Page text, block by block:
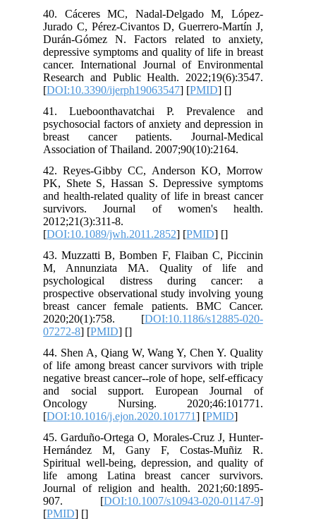
40. Cáceres MC, Nadal-Delgado M, López-
Jurado C, Pérez-Civantos D, Guerrero-Martín J,
Durán-Gómez N. Factors related to anxiety,
depressive symptoms and quality of life in breast
cancer. International Journal of Environmental
Research and Public Health. 2022;19(6):3547.
[DOI:10.3390/ijerph19063547] [PMID] [
41. Lueboonthavatchai P. Prevalence and
psychosocial factors of anxiety and depression in
breast cancer patients. Journal-Medical
Association of Thailand. 2007;90(10):2164.
42. Reyes-Gibby CC, Anderson KO, Morrow
PK, Shete S, Hassan S. Depressive symptoms
and health-related quality of life in breast cancer
survivors. Journal of women's health.
2012;21(3):311-8.
[DOI:10.1089/jwh.2011.2852] [PMID] [
43. Muzzatti B, Bomben F, Flaiban C, Piccinin
M, Annunziata MA. Quality of life and
psychological distress during cancer: a
prospective observational study involving young
breast cancer female patients. BMC Cancer.
2020;20(1):758. [DOI:10.1186/s12885-020-
07272-8] [PMID] [
44. Shen A, Qiang W, Wang Y, Chen Y. Quality
of life among breast cancer survivors with triple
negative breast cancer--role of hope, self-efficacy
and social support. European Journal of
Oncology Nursing. 2020;46:101771.
[DOI:10.1016/j.ejon.2020.101771] [PMID
45. Garduño-Ortega O, Morales-Cruz J, Hunter-
Hernández M, Gany F, Costas-Muñiz R.
Spiritual well-being, depression, and quality of
life among Latina breast cancer survivors.
Journal of religion and health. 2021;60:1895-
907. [DOI:10.1007/s10943-020-01147-9
[PMID] [